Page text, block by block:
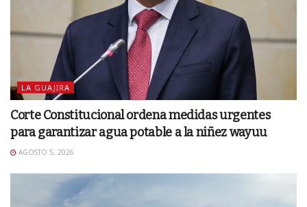
LA GUAJIRA
Corte Constitucional ordena medidas urgentes
para garantizar agua potable a la niñez wayuu
AGOSTO 5, 2026